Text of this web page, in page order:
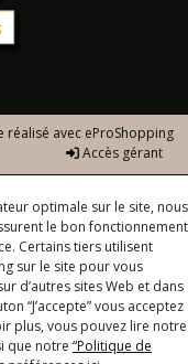
réalisé avec eProShopping
Accès gérant
optimale sur le site, nous
le bon fonctionnement
Certains tiers utilisent
sur le site pour vous
d’autres sites Web et dans
“J’accepte” vous acceptez
plus, vous pouvez lire notre
que notre “Politique de